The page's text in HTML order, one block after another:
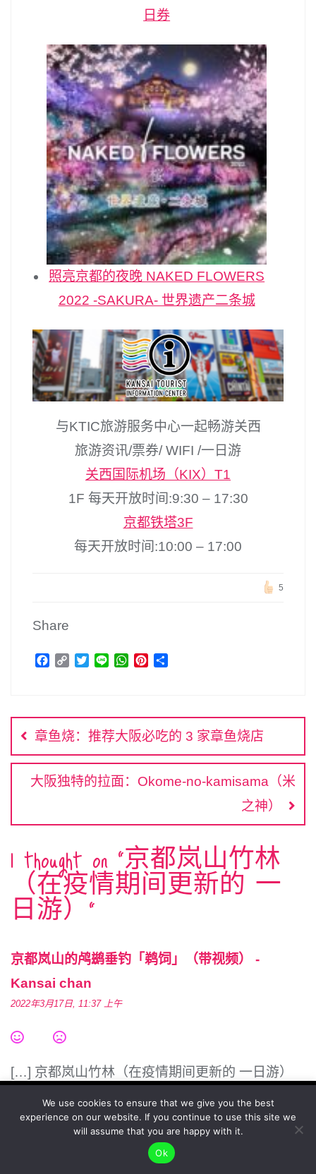
日券
照亮京都的夜晚 NAKED FLOWERS
2022 -SAKURA- 世界遗产二条城
与KTIC旅游服务中心一起畅游关西
旅游资讯/票券/ WIFI /一日游
关西国际机场（KIX）T1
1F 每天开放时间:9:30 – 17:30
京都铁塔3F
每天开放时间:10:00 – 17:00
5
Share
b
o
o
k
C
L
i
n
k
t
e
r
W
s
A
p
p
e
r
e
s
文
章
导
航
章鱼烧：推荐大阪必吃的 3 家章鱼烧店
大阪独特的拉面：Okome-no-kamisama（米
之神）
1 thought on “京都岚山竹林
（在疫情期间更新的 一
日游） ”
京都岚山的鸬鹚垂钓「鹈饲」（带视频） -
Kansai chan
2022年3月17日, 11:37 上午
[…] 京都岚山竹林（在疫情期间更新的 一日游）
To give you the best possible user experience, this
site uses cookies. By continuing to browse the site,
you agree to our use of cookies as described in our
Privacy Policy.
Accept
We use cookies to ensure that we give you the best
experience on our website. If you continue to use this site we
will assume that you are happy with it.
Ok